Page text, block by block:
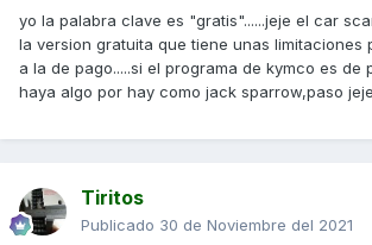
ella,al quitar la tapa se ve en un lateral de
portafusibles cilindricos y como una funda
marron,eso es el sensor que tiene una
se ensucie.hablo de la agility city del 2018
viejas o la mas moderna no se si lo
tiene puerto obdII y listo.
teniendo en cuenta que solo lee los
yo la palabra clave es "gratis"......jeje el car
la version gratuita que tiene unas limitaciones
a la de pago.....si el programa de kymco es de
haya algo por hay como jack sparrow,paso jeje
Tiritos
Publicado 30 de Noviembre del 2021